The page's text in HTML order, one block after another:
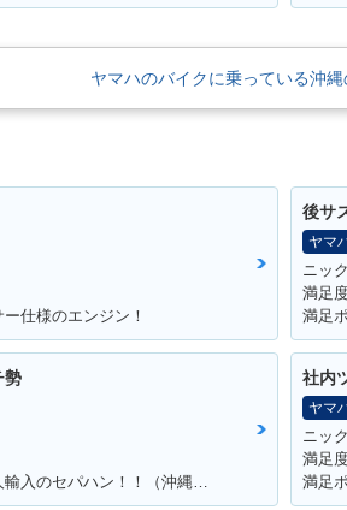
ヤマハのバイクに乗っている沖
仕様のエンジン！
後サ
ヤマ
ニッ
満足
満足
勢
満足ポイント:カッコよくて速い！！個人輸入のセパハン！！（沖縄で他に見たことがない・・）
社内
ヤマ
ニッ
満足
満足